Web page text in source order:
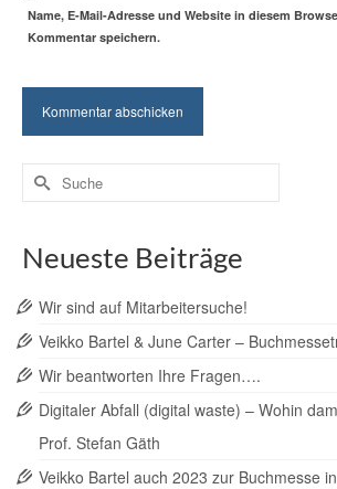
Name, E-Mail-Adresse und Website in diesem
Kommentar speichern.
Suche
nach:
Neueste Beiträge
Wir sind auf Mitarbeitersuche!
Veikko Bartel & June Carter –
Wir beantworten Ihre Fragen….
Digitaler Abfall (digital waste) – Wohin
Prof. Stefan Gäth
Veikko Bartel auch 2023 zur Buchmesse